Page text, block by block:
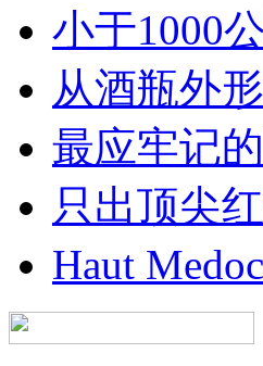
小于1000
从酒瓶外
最应牢记
只出顶尖
Haut